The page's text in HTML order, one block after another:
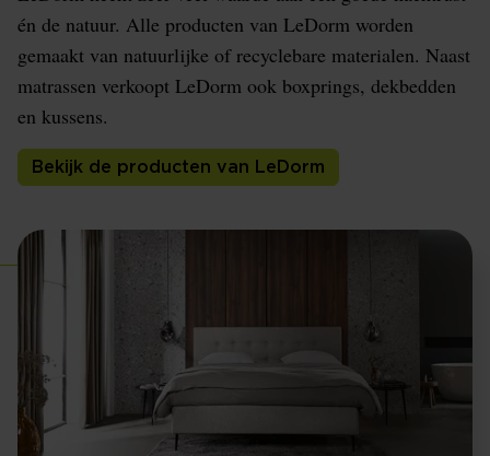
én de natuur. Alle producten van LeDorm worden
gemaakt van natuurlijke of recyclebare materialen. Naast
matrassen verkoopt LeDorm ook boxprings, dekbedden
en kussens.
Bekijk de producten van LeDorm